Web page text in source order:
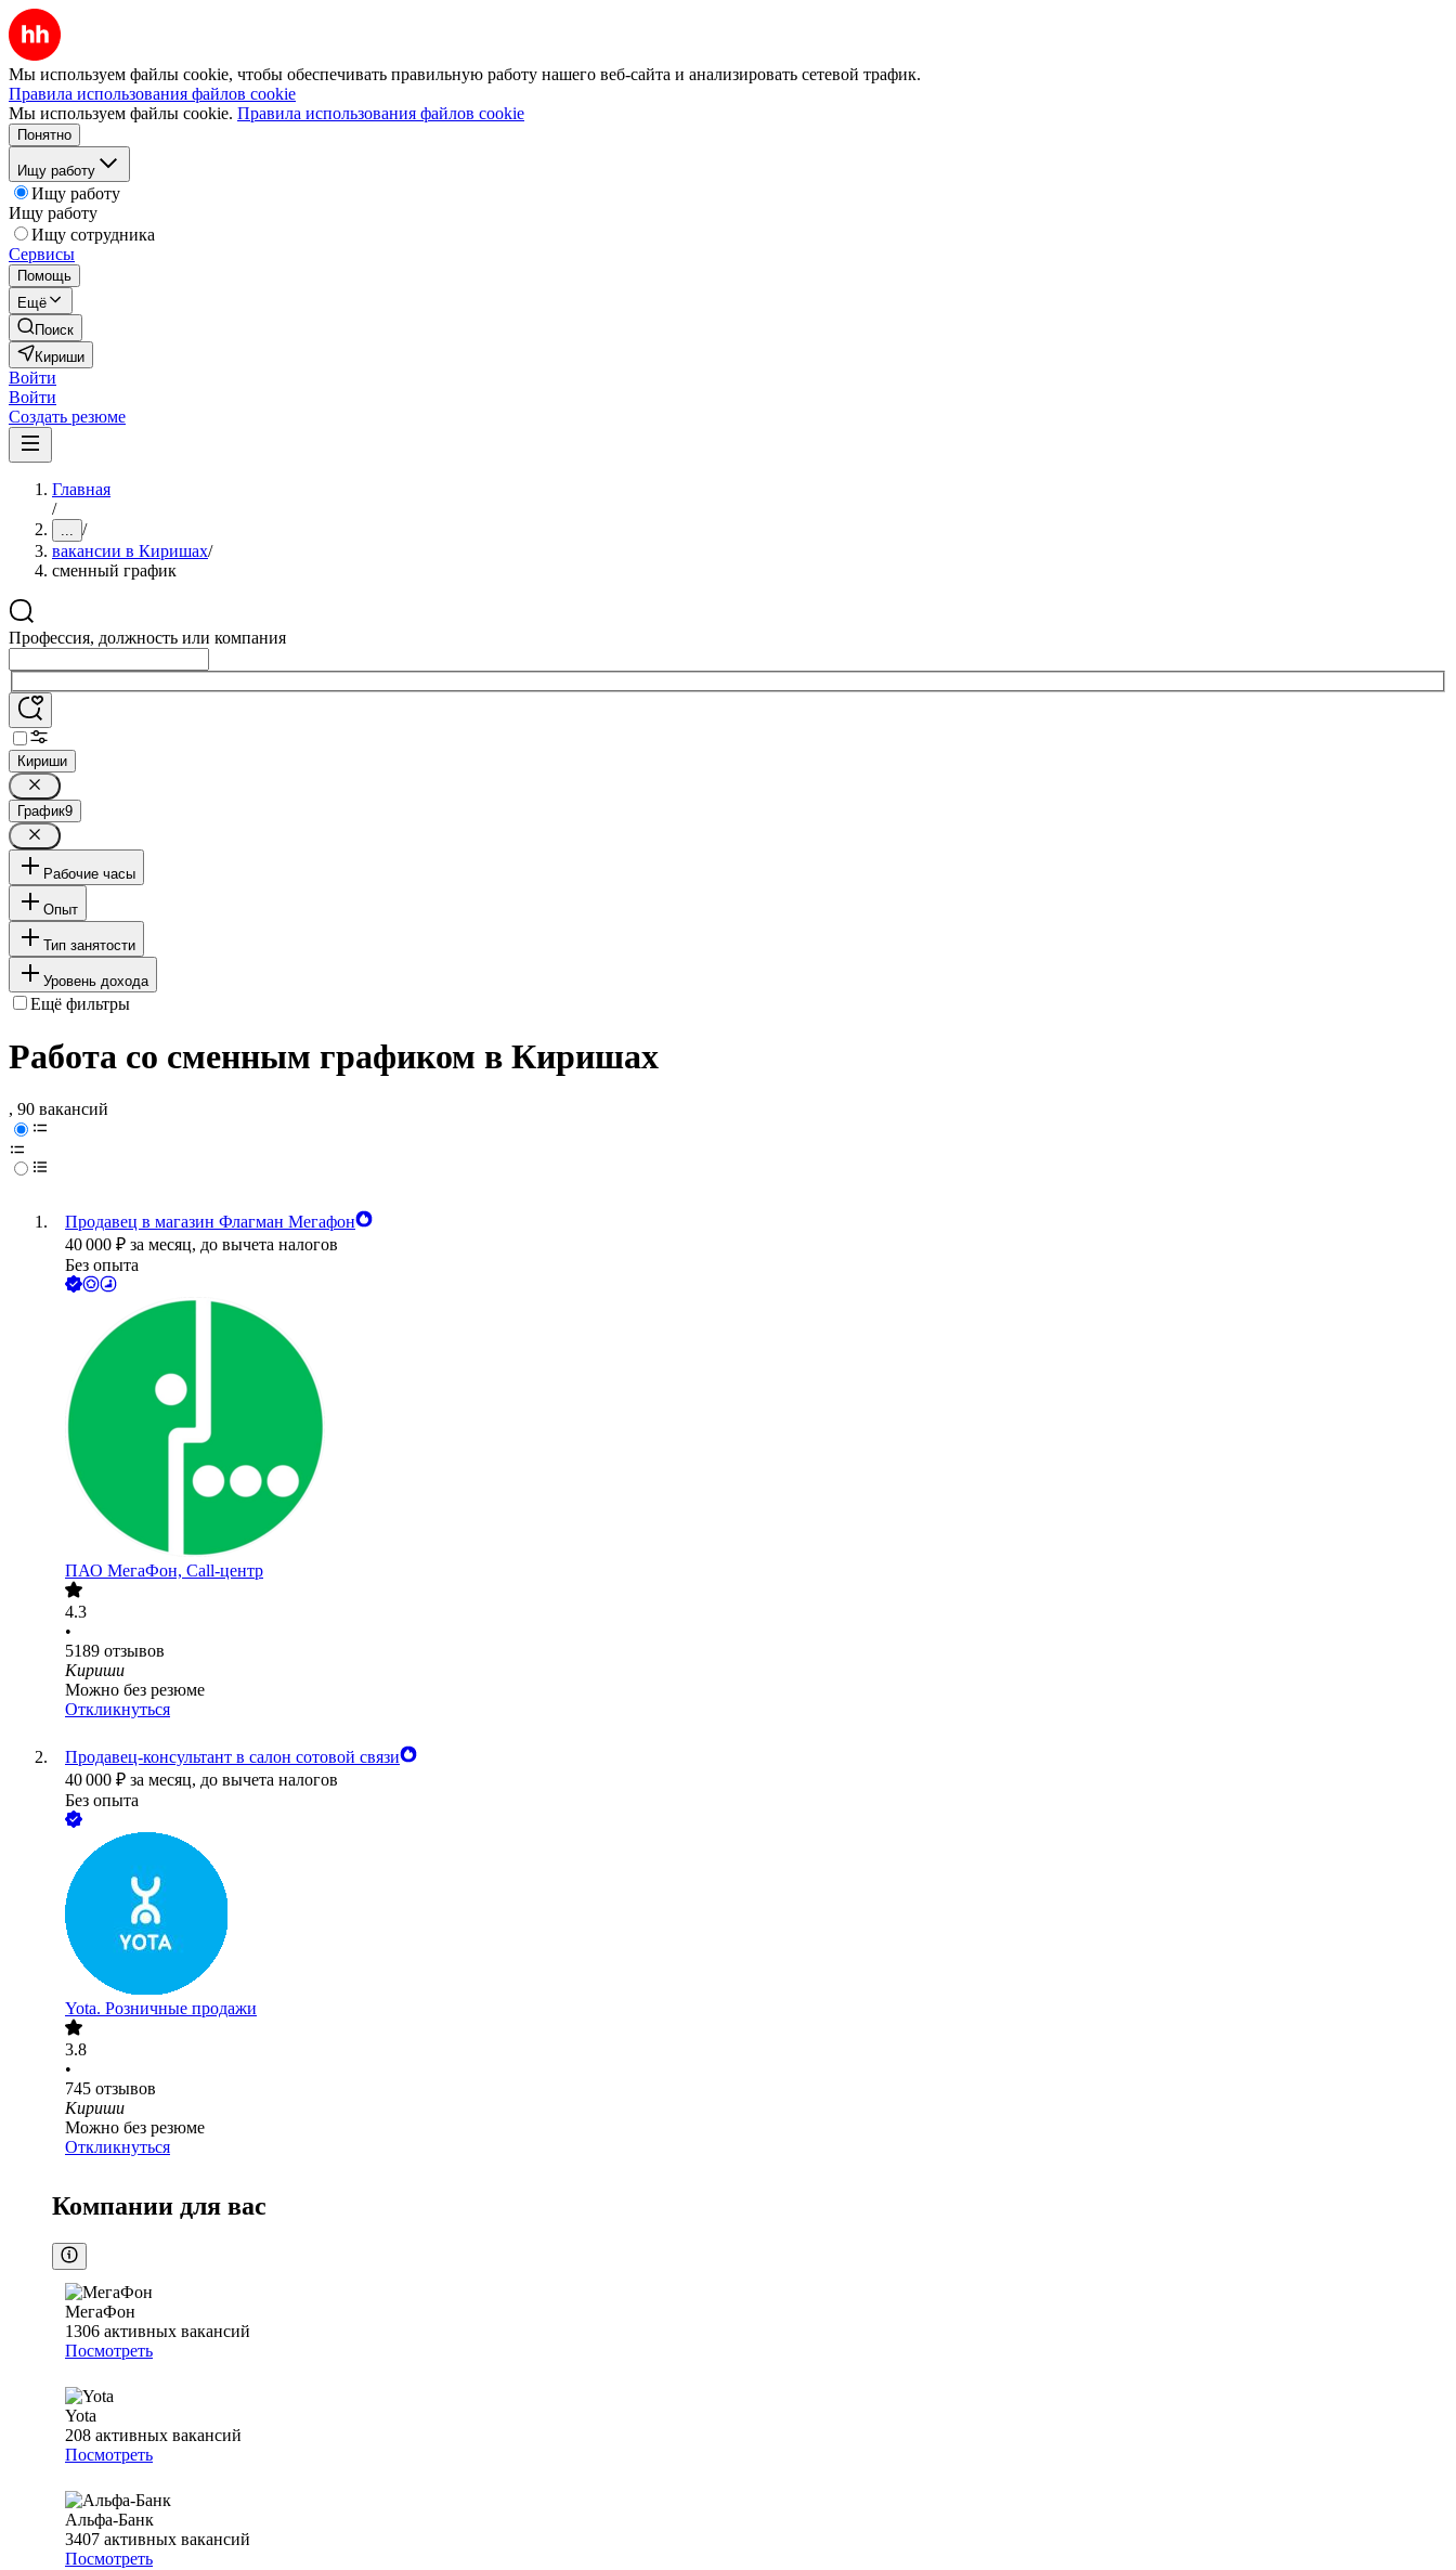
Мы используем файлы cookie, чтобы обеспечивать правильную работу нашего веб-сайта и анализировать сетевой трафик.
Правила использования файлов cookie
Мы используем файлы cookie. Правила использования файлов cookie
Понятно
Ищу работу
Ищу работу
Ищу работу
Ищу сотрудника
Сервисы
Помощь
Ещё
Поиск
Кириши
Войти
Войти
Создать резюме
Главная
/
... /
вакансии в Киришах/
сменный график
Профессия, должность или компания
Кириши
График9
Рабочие часы
Опыт
Тип занятости
Уровень дохода
Ещё фильтры
Работа со сменным графиком в Киришах
, 90 вакансий
Продавец в магазин Флагман Мегафон
40 000 ₽ за месяц, до вычета налогов
Без опыта
ПАО МегаФон, Call-центр
4.3
•
5189 отзывов
Кириши
Можно без резюме
Откликнуться
Продавец-консультант в салон сотовой связи
40 000 ₽ за месяц, до вычета налогов
Без опыта
Yota. Розничные продажи
3.8
•
745 отзывов
Кириши
Можно без резюме
Откликнуться
Компании для вас
МегаФон
1306 активных вакансий
Посмотреть
Yota
208 активных вакансий
Посмотреть
Альфа-Банк
3407 активных вакансий
Посмотреть